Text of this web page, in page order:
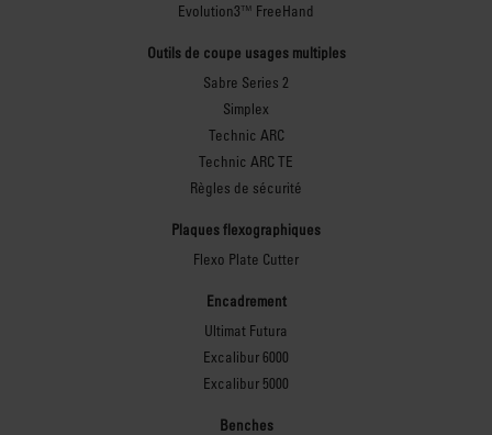
Evolution3™ FreeHand
Outils de coupe usages multiples
Sabre Series 2
Simplex
Technic ARC
Technic ARC TE
Règles de sécurité
Plaques flexographiques
Flexo Plate Cutter
Encadrement
Ultimat Futura
Excalibur 6000
Excalibur 5000
Benches